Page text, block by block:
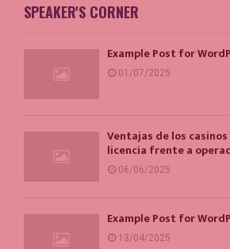
SPEAKER'S CORNER
Example Post for
01/07/2025
Ventajas de los
licencia frente a
06/06/2025
Example Post for
13/04/2025